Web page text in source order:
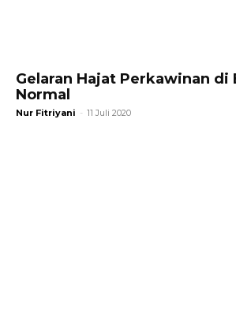
Gelaran Hajat Perkawinan di
Normal
Nur Fitriyani - 11 Juli 2020